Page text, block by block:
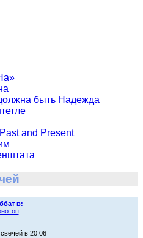
быть Надежда
and Present
в:
в 20:06